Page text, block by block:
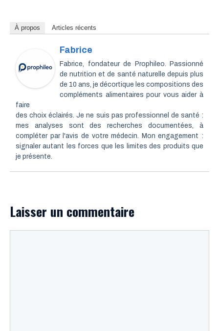
À propos Articles récents
Fabrice
Fabrice, fondateur de Prophileo. Passionné
de nutrition et de santé naturelle depuis plus
de 10 ans, je décortique les compositions des
compléments alimentaires pour vous aider à
faire
des choix éclairés. Je ne suis pas professionnel de santé :
mes analyses sont des recherches documentées, à
compléter par l'avis de votre médecin. Mon engagement :
signaler autant les forces que les limites des produits que
je présente.
Laisser un commentaire